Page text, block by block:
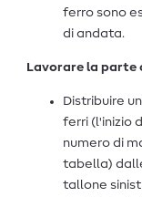
ferro sono
di andata.
Lavorare la parte
Distribuire
ferri (l'inizio
numero di
tabella)
tallone